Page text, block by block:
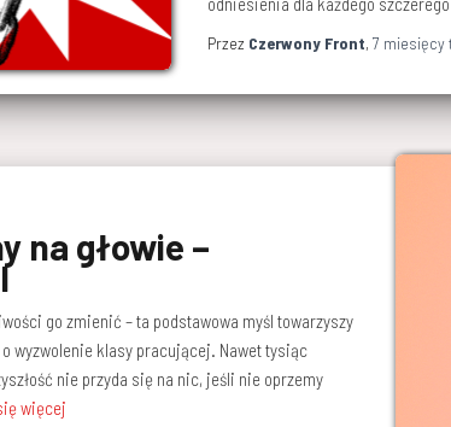
Przez Czerwony Front,7 miesięcy
na głowie –
go zmienić – ta podstawowa myśl towarzyszy
wyzwolenie klasy pracującej. Nawet tysiąc
nie przyda się na nic, jeśli nie oprzemy
więcej